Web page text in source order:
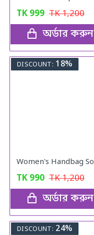
TK 999 TK1,200
অর্ডার করুন
DISCOUNT: 18%
TK 990 TK1,200
অর্ডার করুন
DISCOUNT: 24%